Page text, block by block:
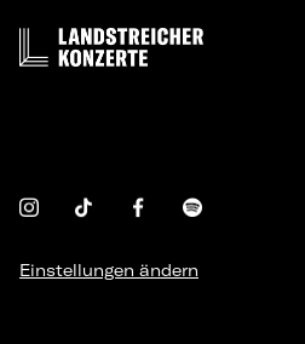
Einstellungen ändern